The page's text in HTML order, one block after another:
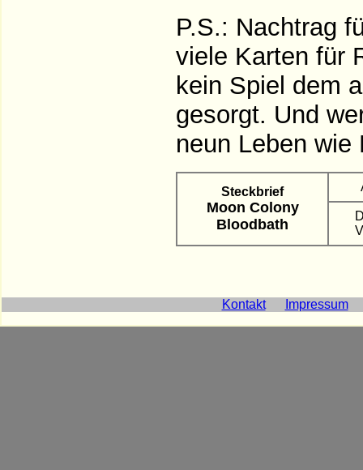
P.S.: Nachtrag
viele Karten für
kein Spiel dem
gesorgt. Und
neun Leben wie
Steckbrief
Moon Colony
Bloodbath
Kontakt Impressum